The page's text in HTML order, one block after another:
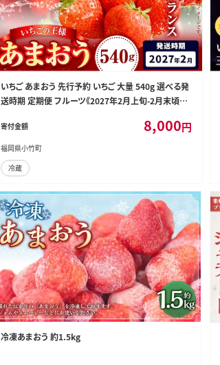
いちご あまおう 先行予約 いちご 大量 540g 選べる発
送時期 定期便 フルーツ《2027年2月上旬-2月末頃出
540g2---
寄付金額 8,000円
福岡県小竹町
冷蔵
冷凍あまおう 約1.5kg